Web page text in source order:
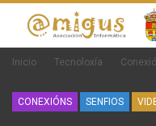
Inicio Tecnoloxía
CONEXIÓNS SENFIOS